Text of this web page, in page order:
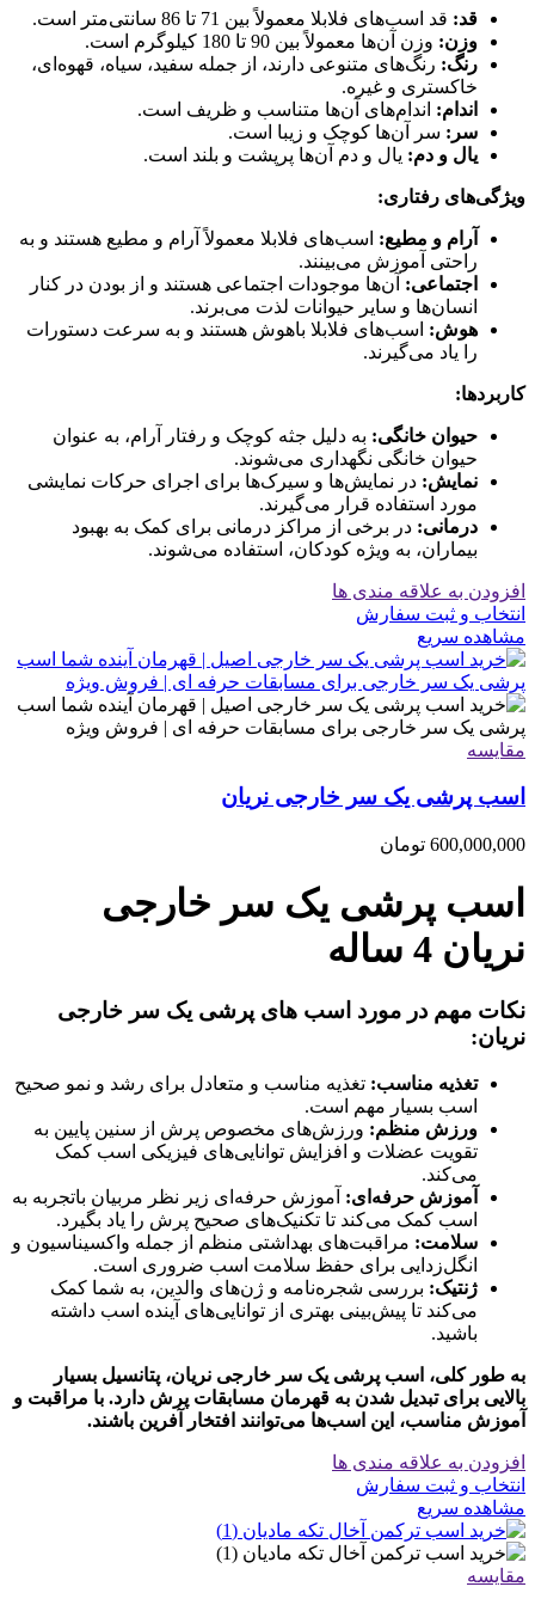
قد: قد اسب‌های فلابلا معمولاً بین 71 تا 86 سانتی‌متر است.
وزن: وزن آن‌ها معمولاً بین 90 تا 180 کیلوگرم است.
رنگ: رنگ‌های متنوعی دارند، از جمله سفید، سیاه، قهوه‌ای،
خاکستری و غیره.
اندام: اندام‌های آن‌ها متناسب و ظریف است.
سر: سر آن‌ها کوچک و زیبا است.
یال و دم: یال و دم آن‌ها پرپشت و بلند است.
ویژگی‌های رفتاری:
آرام و مطیع: اسب‌های فلابلا معمولاً آرام و مطیع هستند و به
راحتی آموزش می‌بینند.
اجتماعی: آن‌ها موجودات اجتماعی هستند و از بودن در کنار
انسان‌ها و سایر حیوانات لذت می‌برند.
هوش: اسب‌های فلابلا باهوش هستند و به سرعت دستورات
را یاد می‌گیرند.
کاربردها:
حیوان خانگی: به دلیل جثه کوچک و رفتار آرام، به عنوان
حیوان خانگی نگهداری می‌شوند.
نمایش: در نمایش‌ها و سیرک‌ها برای اجرای حرکات نمایشی
مورد استفاده قرار می‌گیرند.
درمانی: در برخی از مراکز درمانی برای کمک به بهبود
بیماران، به ویژه کودکان، استفاده می‌شوند.
افزودن به علاقه مندی ها
انتخاب و ثبت سفارش
مشاهده سریع
مقایسه
اسب پرشی یک سر خارجی نریان
600,000,000 تومان
اسب پرشی یک سر خارجی
نریان 4 ساله
نکات مهم در مورد اسب های پرشی یک سر خارجی
نریان:
تغذیه مناسب: تغذیه مناسب و متعادل برای رشد و نمو صحیح
اسب بسیار مهم است.
ورزش منظم: ورزش‌های مخصوص پرش از سنین پایین به
تقویت عضلات و افزایش توانایی‌های فیزیکی اسب کمک
می‌کند.
آموزش حرفه‌ای: آموزش حرفه‌ای زیر نظر مربیان باتجربه به
اسب کمک می‌کند تا تکنیک‌های صحیح پرش را یاد بگیرد.
سلامت: مراقبت‌های بهداشتی منظم از جمله واکسیناسیون و
انگل‌زدایی برای حفظ سلامت اسب ضروری است.
ژنتیک: بررسی شجره‌نامه و ژن‌های والدین، به شما کمک
می‌کند تا پیش‌بینی بهتری از توانایی‌های آینده اسب داشته
باشید.
به طور کلی، اسب پرشی یک سر خارجی نریان، پتانسیل بسیار
بالایی برای تبدیل شدن به قهرمان مسابقات پرش دارد. با مراقبت و
آموزش مناسب، این اسب‌ها می‌توانند افتخار آفرین باشند.
افزودن به علاقه مندی ها
انتخاب و ثبت سفارش
مشاهده سریع
مقایسه